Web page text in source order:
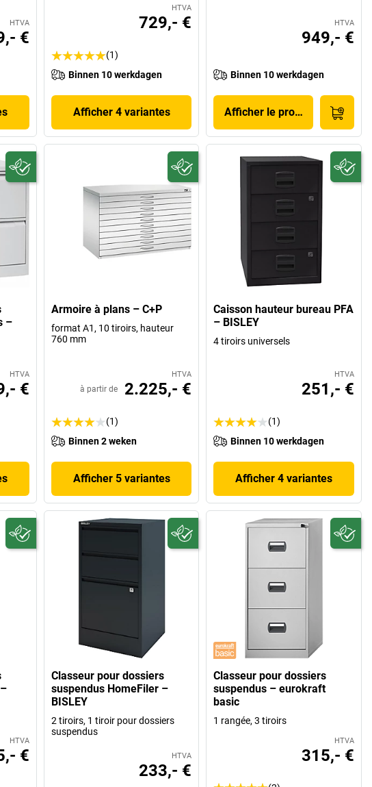
HTVA
€
HTVA
729,- €
(1)
Binnen 10 werkdagen
Afficher 4 variantes
HTVA
949,- €
Binnen 10 werkdagen
Afficher le produit
–
HTVA
€
Armoire à plans – C+P
format A1, 10 tiroirs, hauteur
760 mm
HTVA
à partir de 2.225,- €
(1)
Binnen 2 weken
Afficher 5 variantes
Caisson hauteur bureau PFA
– BISLEY
4 tiroirs universels
HTVA
251,- €
(1)
Binnen 10 werkdagen
Afficher 4 variantes
HTVA
€
Classeur pour dossiers
suspendus HomeFiler –
BISLEY
2 tiroirs, 1 tiroir pour dossiers
suspendus
HTVA
233,- €
Classeur pour dossiers
suspendus – eurokraft
basic
1 rangée, 3 tiroirs
HTVA
315,- €